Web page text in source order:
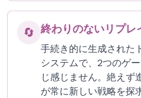
🔄 終わりのないリプレ
手続き的に生成された
システムで、2つのゲ
じ感じません。絶えず
が常に新しい戦略を探